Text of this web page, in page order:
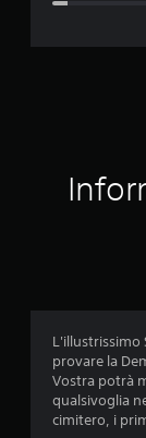
L'illustrissimo
provare la
Vostra potrà
qualsivoglia
cimitero, i